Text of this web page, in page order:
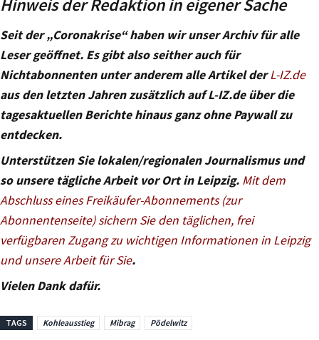
Seit der „Coronakrise“ haben wir unser Archiv für alle
Leser geöffnet. Es gibt also seither auch für
Nichtabonnenten unter anderem alle Artikel derL-IZ.de
aus den letzten Jahren zusätzlich auf L-IZ.de über die
tagesaktuellen Berichte hinaus ganz ohne Paywall zu
entdecken.
Unterstützen Sie lokalen/regionalen Journalismus und
so unsere tägliche Arbeit vor Ort in Leipzig. Mit dem
Abschluss eines Freikäufer-Abonnements (zur
Abonnentenseite) sichern Sie den täglichen, frei
verfügbaren Zugang zu wichtigen Informationen in Leipzig
und unsere Arbeit für Sie.
Vielen Dank dafür.
TAGS Kohleausstieg Mibrag Pödelwitz